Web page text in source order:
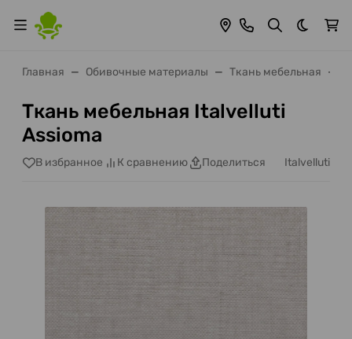
Темная
Главная Обивочные материалы Ткань мебельная
Ткань мебельная Italvelluti
Assioma
В избранное К сравнению Поделиться Italvelluti